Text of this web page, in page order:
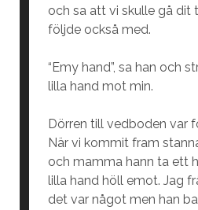
och sa att vi skulle gå dit
följde också med.
“Emy hand”, sa han och
lilla hand mot min.
Dörren till vedboden var
När vi kommit fram
och mamma hann ta ett
lilla hand höll emot. Jag
det var något men han